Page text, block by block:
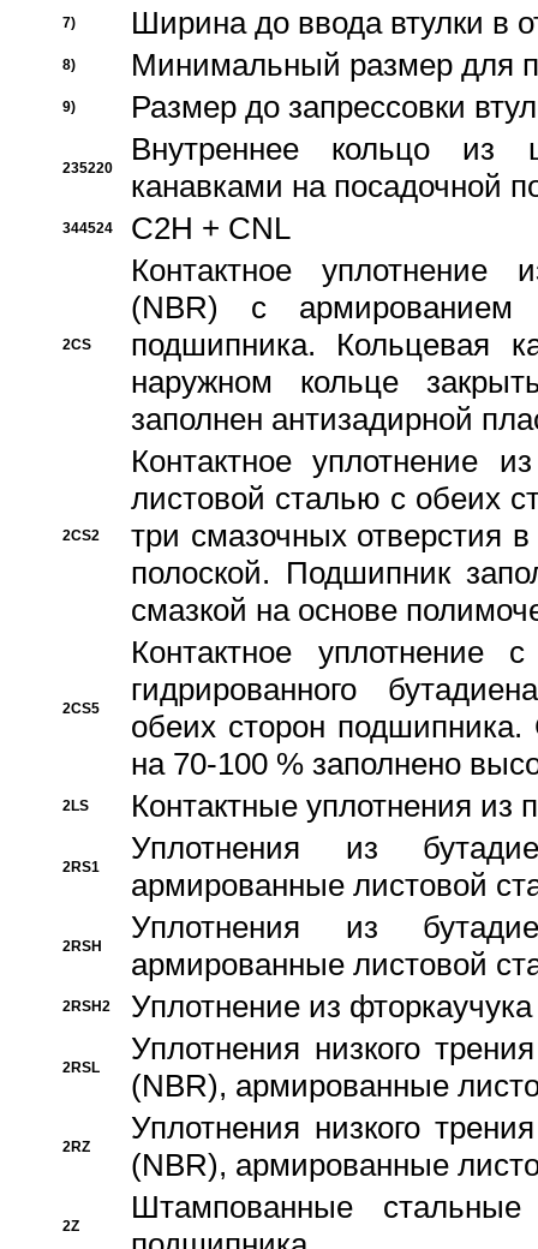
7) Ширина до ввода втулки в
8) Минимальный размер для
9) Размер до запрессовки
235220
Внутреннее кольцо из
канавками на посадочной
344524 C2H + CNL
2CS
Контактное уплотнение
(NBR) с
подшипника. Кольцевая
наружном кольце
заполнен антизадирной
2CS2
Контактное уплотнение
листовой сталью с обеих
три смазочных отверстия
полоской. Подшипник
смазкой на основе
2CS5
Контактное уплотнение
гидрированного
обеих сторон
на 70-100 % заполнено
2LS Контактные уплотнения из
2RS1
Уплотнения из
армированные листовой
2RSH
Уплотнения из
армированные листовой
2RSH2 Уплотнение из
2RSL
Уплотнения низкого
(NBR), армированные
2RZ
Уплотнения низкого
(NBR), армированные
2Z
Штампованные